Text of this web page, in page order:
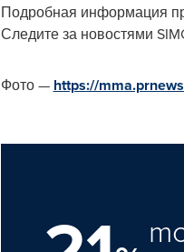
Подробная информация
Следите за новостями
Фото — https://